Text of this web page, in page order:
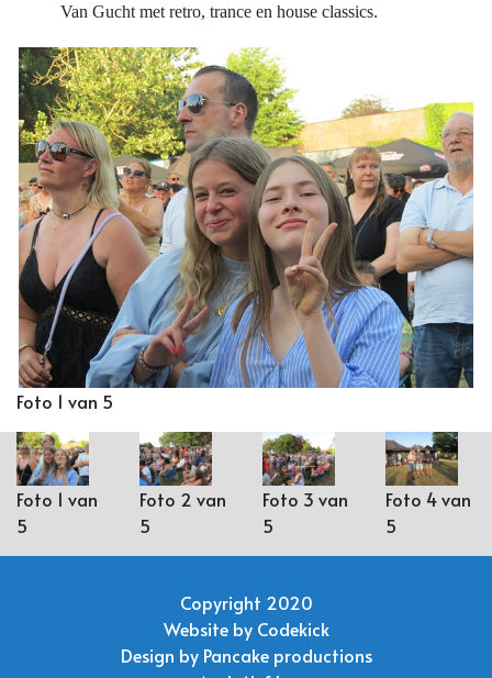
Van Gucht met retro, trance en house classics.
Foto 1 van 5
Foto 1 van
5
Foto 2 van
5
Foto 3 van
5
Foto 4 van
5
Copyright 2020
Website by Codekick
Design by Pancake productions